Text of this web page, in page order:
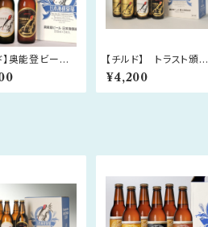
】奥能登ビール
本セット
【チルド】 トラスト頒布
会 奥能登ビール
¥4,200